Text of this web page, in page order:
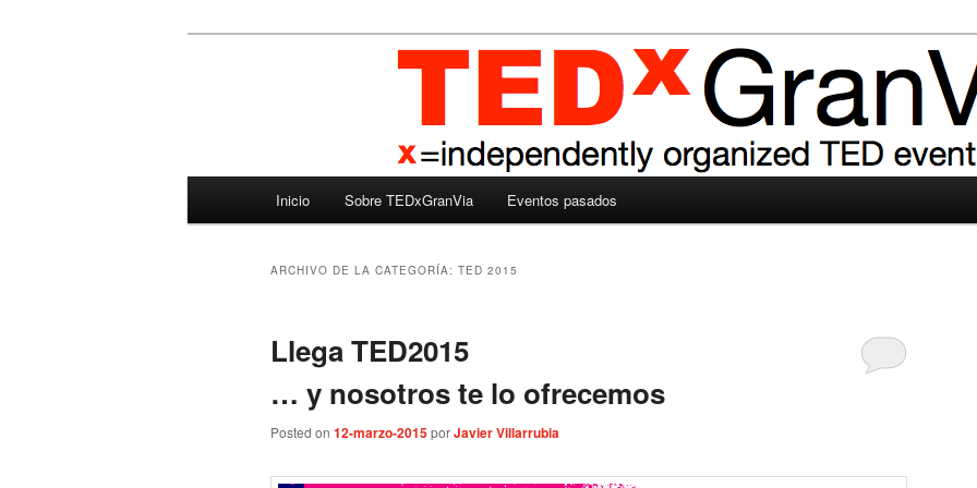
TEDxGranVia
Madrid – España – Spain
Inicio Sobre TEDxGranVia Eventos pasados
ARCHIVO DE LA CATEGORÍA: TED 2015
Llega TED2015
… y nosotros te lo ofrecemos
Posted on 12-marzo-2015porJavier Villarrubia